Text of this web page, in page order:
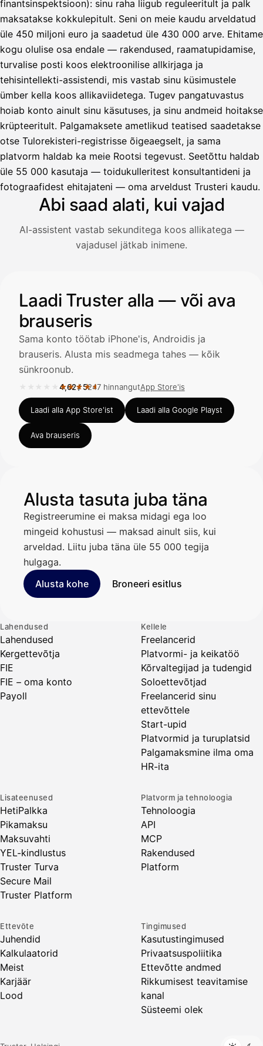
finantsinspektsioon): sinu raha liigub reguleeritult ja palk
maksatakse kokkulepitult. Seni on meie kaudu arveldatud
üle 450 miljoni euro ja saadetud üle 430 000 arve. Ehitame
kogu olulise osa endale — rakendused, raamatupidamise,
turvalise posti koos elektroonilise allkirjaga ja
tehisintellekti-assistendi, mis vastab sinu küsimustele
ümber kella koos allikaviidetega. Tugev pangatuvastus
hoiab konto ainult sinu käsutuses, ja sinu andmeid hoitakse
krüpteeritult. Palgamaksete ametlikud teatised saadetakse
otse Tulorekisteri-registrisse õigeaegselt, ja sama
platvorm haldab ka meie Rootsi tegevust. Seetõttu haldab
üle 55 000 kasutaja — toidukulleritest konsultantideni ja
fotograafidest ehitajateni — oma arveldust Trusteri kaudu.
Abi saad alati, kui vajad
AI-assistent vastab sekunditega koos allikatega —
vajadusel jätkab inimene.
Avustaja
Hei! Miten voin auttaa?
Avaa Kuitit-välilehti ja valitse
Kirjoita viesti…
Laadi Truster alla — või ava
brauseris
Sama konto töötab iPhone'is, Androidis ja
brauseris. Alusta mis seadmega tahes — kõik
sünkroonub.
★★★★★
Hinnang 4,62 / 5 App Store'is, 247 hinnangut.
4,62/5247 hinnangutApp Store'is
Laadi alla App Store'ist Laadi alla Google Playst
Ava brauseris
Alusta tasuta juba täna
Registreerumine ei maksa midagi ega loo
mingeid kohustusi — maksad ainult siis, kui
arveldad. Liitu juba täna üle 55 000 tegija
hulgaga.
Alusta kohe
Broneeri esitlus
Lahendused
Lahendused
Kergettevõtja
FIE
FIE – oma konto
Payoll
Kellele
Freelancerid
Platvormi- ja keikatöö
Kõrvaltegijad ja tudengid
Soloettevõtjad
Freelancerid sinu
ettevõttele
Start-upid
Platvormid ja turuplatsid
Palgamaksmine ilma oma
HR-ita
Lisateenused
HetiPalkka
Pikamaksu
Maksuvahti
YEL-kindlustus
Truster Turva
Secure Mail
Truster Platform
Platvorm ja tehnoloogia
Tehnoloogia
API
MCP
Rakendused
Platform
Ettevõte
Juhendid
Kalkulaatorid
Meist
Karjäär
Lood
Tingimused
Kasutustingimused
Privaatsuspoliitika
Ettevõtte andmed
Rikkumisest teavitamise
kanal
Süsteemi olek